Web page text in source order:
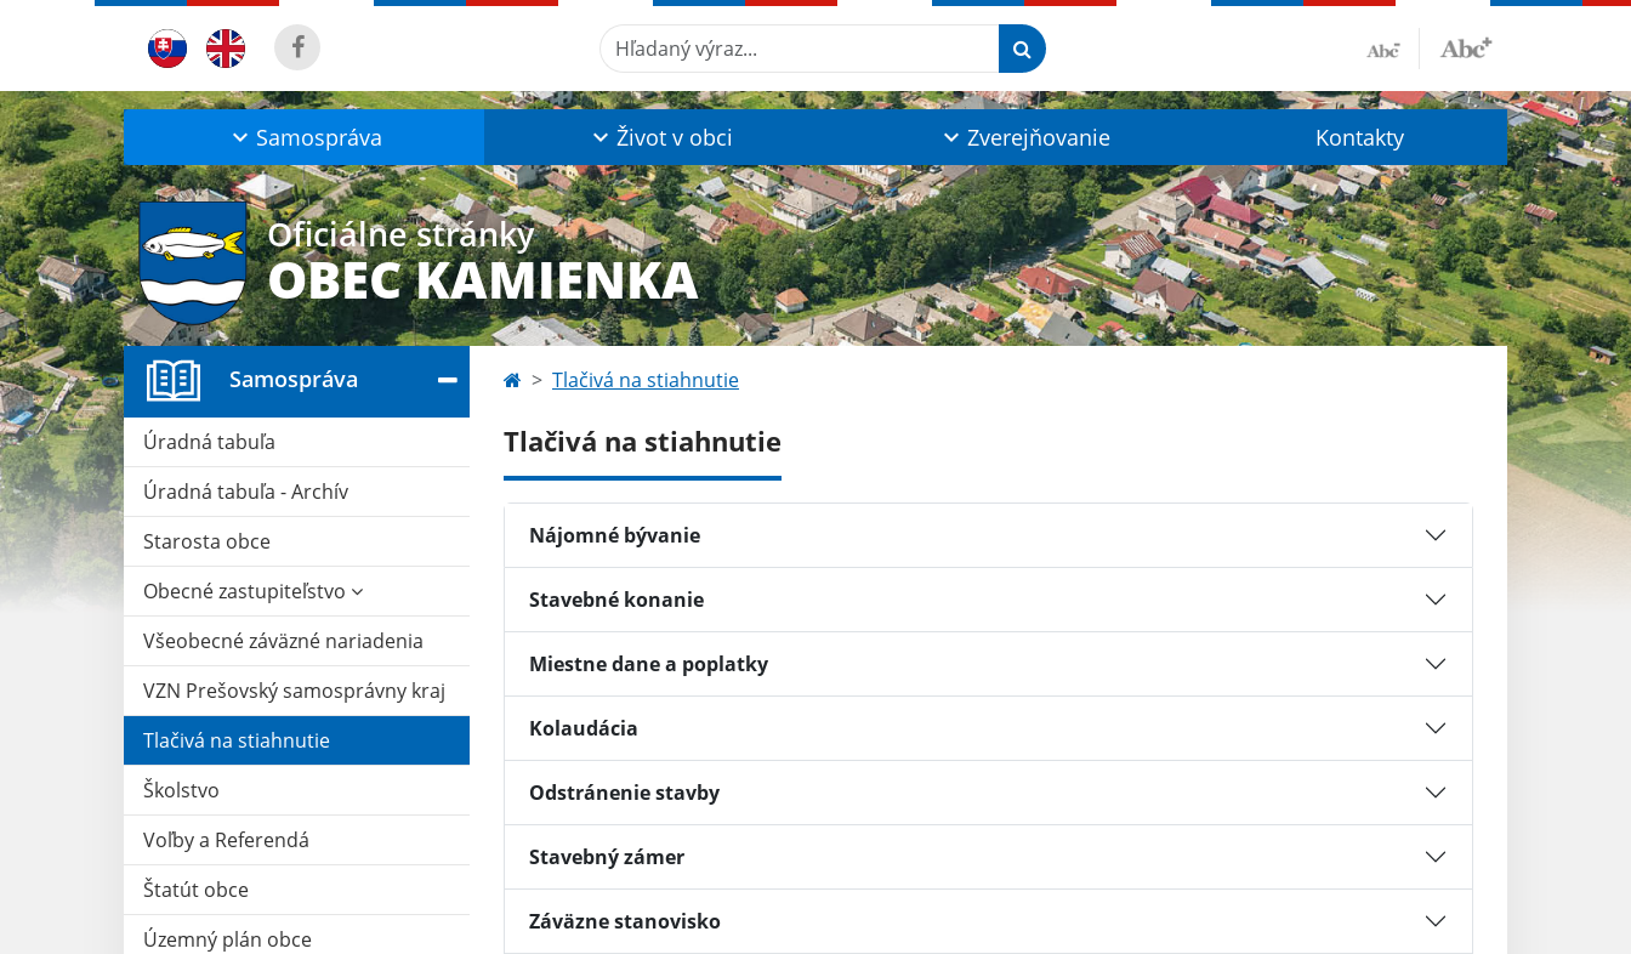
Hľadaný výraz...
Samospráva Život v obci Zverejňovanie Kontakty
Oficiálne stránky
OBEC KAMIENKA
Samospráva
Úradná tabuľa
Úradná tabuľa - Archív
Starosta obce
Obecné zastupiteľstvo
Všeobecné záväzné nariadenia
VZN Prešovský samosprávny kraj
Tlačivá na stiahnutie
Školstvo
Voľby a Referendá
Štatút obce
Územný plán obce
Tlačivá na stiahnutie
Tlačivá na stiahnutie
Nájomné bývanie
Stavebné konanie
Miestne dane a poplatky
Kolaudácia
Odstránenie stavby
Stavebný zámer
Záväzne stanovisko